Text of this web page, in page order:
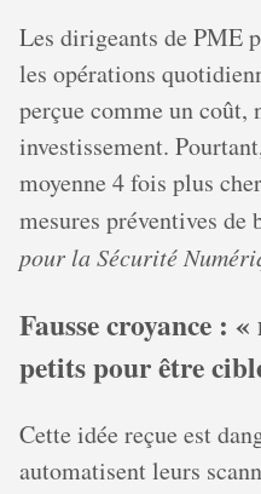
Les dirigeants de PME
les opérations
perçue comme un coût,
investissement.
moyenne 4 fois plus
mesures préventives de
pour la Sécurité
Fausse croyance :
petits pour être
Cette idée reçue est
automatisent leurs